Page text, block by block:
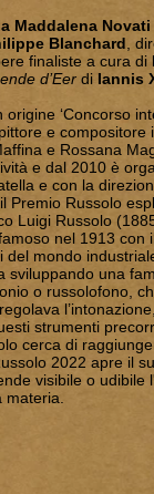
Maddalena Novati
Blanchard ,
finaliste a cura di
d’Eer di Iannis
‘Concorso
e
e Rossana
e dal 2010 è
e con la
Premio Russolo
Luigi Russolo
nel 1913
del mondo
sviluppando una
o russolofono,
strumenti
cerca di
2022 apre il
visibile o